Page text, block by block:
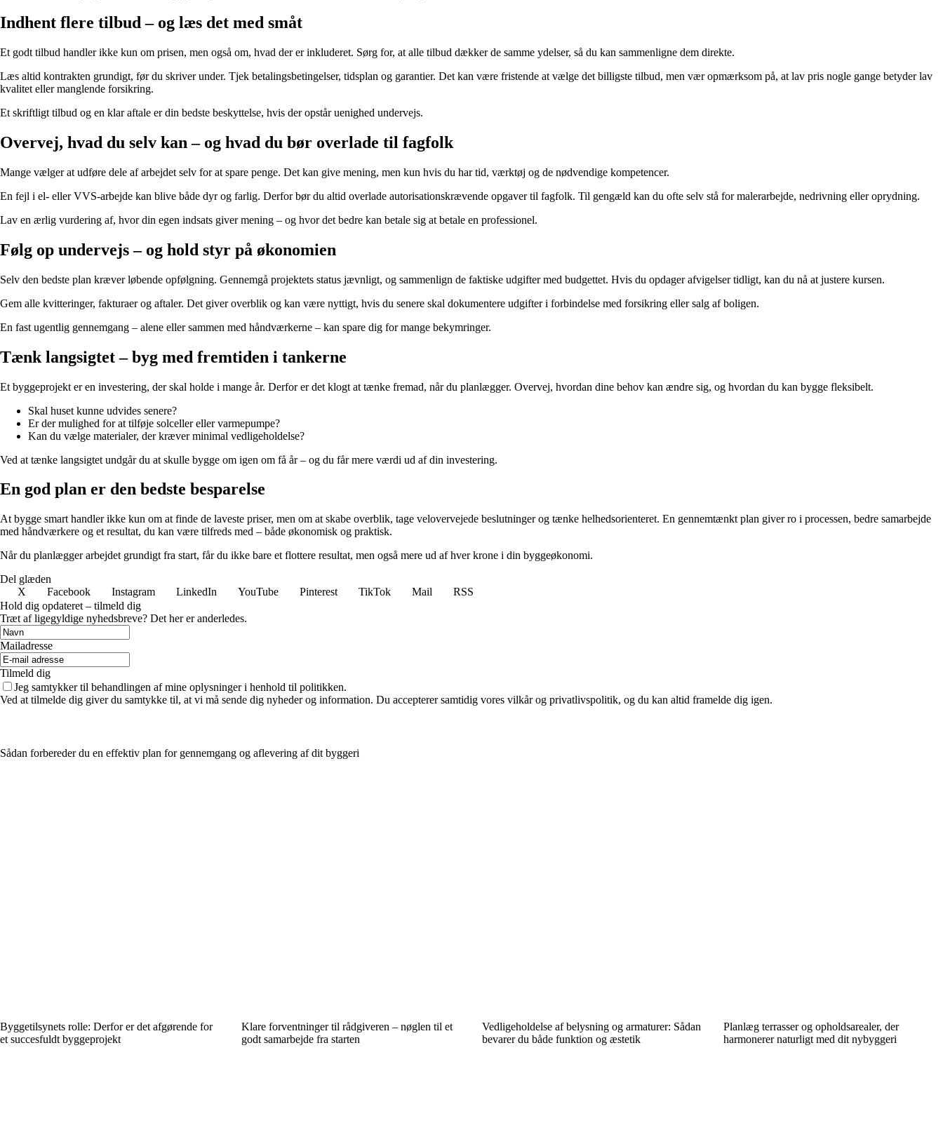
Indhent flere tilbud – og læs det med småt
Et godt tilbud handler ikke kun om prisen, men også om, hvad der er inkluderet. Sørg for, at alle tilbud dækker de samme ydelser, så du kan sammenligne dem direkte.
Læs altid kontrakten grundigt, før du skriver under. Tjek betalingsbetingelser, tidsplan og garantier. Det kan være fristende at vælge det billigste tilbud, men vær opmærksom på, at lav pris nogle gange betyder lav
kvalitet eller manglende forsikring.
Et skriftligt tilbud og en klar aftale er din bedste beskyttelse, hvis der opstår uenighed undervejs.
Overvej, hvad du selv kan – og hvad du bør overlade til fagfolk
Mange vælger at udføre dele af arbejdet selv for at spare penge. Det kan give mening, men kun hvis du har tid, værktøj og de nødvendige kompetencer.
En fejl i el- eller VVS-arbejde kan blive både dyr og farlig. Derfor bør du altid overlade autorisationskrævende opgaver til fagfolk. Til gengæld kan du ofte selv stå for malerarbejde, nedrivning eller oprydning.
Lav en ærlig vurdering af, hvor din egen indsats giver mening – og hvor det bedre kan betale sig at betale en professionel.
Følg op undervejs – og hold styr på økonomien
Selv den bedste plan kræver løbende opfølgning. Gennemgå projektets status jævnligt, og sammenlign de faktiske udgifter med budgettet. Hvis du opdager afvigelser tidligt, kan du nå at justere kursen.
Gem alle kvitteringer, fakturaer og aftaler. Det giver overblik og kan være nyttigt, hvis du senere skal dokumentere udgifter i forbindelse med forsikring eller salg af boligen.
En fast ugentlig gennemgang – alene eller sammen med håndværkerne – kan spare dig for mange bekymringer.
Tænk langsigtet – byg med fremtiden i tankerne
Et byggeprojekt er en investering, der skal holde i mange år. Derfor er det klogt at tænke fremad, når du planlægger. Overvej, hvordan dine behov kan ændre sig, og hvordan du kan bygge fleksibelt.
Skal huset kunne udvides senere?
Er der mulighed for at tilføje solceller eller varmepumpe?
Kan du vælge materialer, der kræver minimal vedligeholdelse?
Ved at tænke langsigtet undgår du at skulle bygge om igen om få år – og du får mere værdi ud af din investering.
En god plan er den bedste besparelse
At bygge smart handler ikke kun om at finde de laveste priser, men om at skabe overblik, tage velovervejede beslutninger og tænke helhedsorienteret. En gennemtænkt plan giver ro i processen, bedre samarbejde
med håndværkere og et resultat, du kan være tilfreds med – både økonomisk og praktisk.
Når du planlægger arbejdet grundigt fra start, får du ikke bare et flottere resultat, men også mere ud af hver krone i din byggeøkonomi.
Del glæden
X
Facebook Instagram LinkedIn YouTube Pinterest TikTok Mail
RSS
Hold dig opdateret – tilmeld dig
Træt af ligegyldige nyhedsbreve? Det her er anderledes.
Mailadresse
Tilmeld dig
Jeg samtykker til behandlingen af mine oplysninger i henhold til politikken.
Ved at tilmelde dig giver du samtykke til, at vi må sende dig nyheder og information. Du accepterer samtidig vores vilkår og privatlivspolitik, og du kan altid framelde dig igen.
Sådan forbereder du en effektiv plan for gennemgang og aflevering af dit byggeri
Byggetilsynets rolle: Derfor er det afgørende for
et succesfuldt byggeprojekt
Klare forventninger til rådgiveren – nøglen til et
godt samarbejde fra starten
Vedligeholdelse af belysning og armaturer: Sådan
bevarer du både funktion og æstetik
Planlæg terrasser og opholdsarealer, der
harmonerer naturligt med dit nybyggeri